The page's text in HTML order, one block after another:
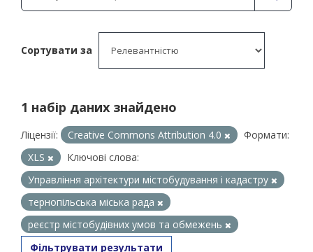
Сортувати за
1 набір даних знайдено
Ліцензії: Creative Commons Attribution 4.0
Формати:
XLS
Ключові слова:
Управління архітектури містобудування і кадастру
тернопільська міська рада
реєстр містобудівних умов та обмежень
Фільтрувати результати